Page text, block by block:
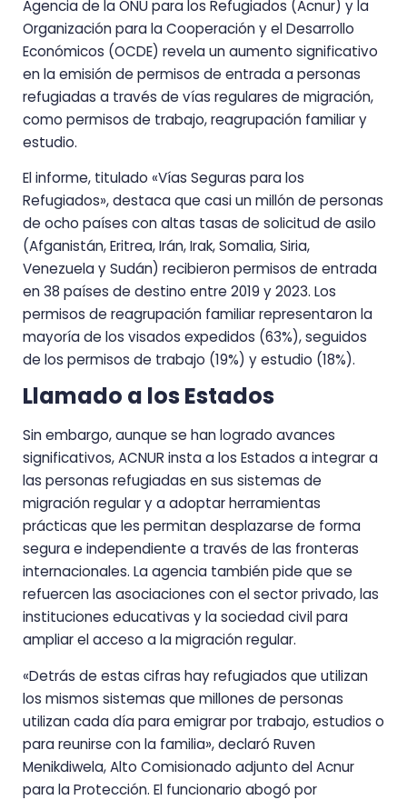
Agencia de la ONU para los Refugiados (Acnur) y la
Organización para la Cooperación y el Desarrollo
Económicos (OCDE) revela un aumento significativo
en la emisión de permisos de entrada a personas
refugiadas a través de vías regulares de migración,
como permisos de trabajo, reagrupación familiar y
estudio.
El informe, titulado «Vías Seguras para los
Refugiados», destaca que casi un millón de personas
de ocho países con altas tasas de solicitud de asilo
(Afganistán, Eritrea, Irán, Irak, Somalia, Siria,
Venezuela y Sudán) recibieron permisos de entrada
en 38 países de destino entre 2019 y 2023. Los
permisos de reagrupación familiar representaron la
mayoría de los visados expedidos (63%), seguidos
de los permisos de trabajo (19%) y estudio (18%).
Llamado a los Estados
Sin embargo, aunque se han logrado avances
significativos, ACNUR insta a los Estados a integrar a
las personas refugiadas en sus sistemas de
migración regular y a adoptar herramientas
prácticas que les permitan desplazarse de forma
segura e independiente a través de las fronteras
internacionales. La agencia también pide que se
refuercen las asociaciones con el sector privado, las
instituciones educativas y la sociedad civil para
ampliar el acceso a la migración regular.
«Detrás de estas cifras hay refugiados que utilizan
los mismos sistemas que millones de personas
utilizan cada día para emigrar por trabajo, estudios o
para reunirse con la familia», declaró Ruven
Menikdiwela, Alto Comisionado adjunto del Acnur
para la Protección. El funcionario abogó por